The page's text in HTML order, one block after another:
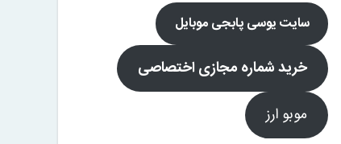
سایت یوسی پابجی موبایل
خرید شماره مجازی اختصاصی
موبو ارز